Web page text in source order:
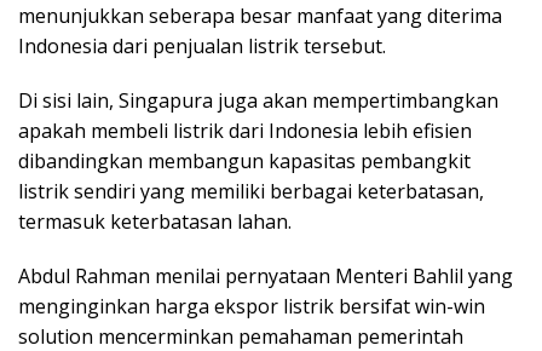
menunjukkan seberapa besar manfaat yang diterima
Indonesia dari penjualan listrik tersebut.
Di sisi lain, Singapura juga akan mempertimbangkan
apakah membeli listrik dari Indonesia lebih efisien
dibandingkan membangun kapasitas pembangkit
listrik sendiri yang memiliki berbagai keterbatasan,
termasuk keterbatasan lahan.
Abdul Rahman menilai pernyataan Menteri Bahlil yang
menginginkan harga ekspor listrik bersifat win-win
solution mencerminkan pemahaman pemerintah